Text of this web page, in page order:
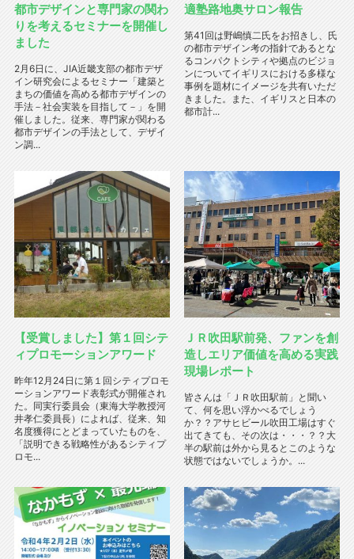
都市デザインと専門家の関わ
りを考えるセミナーを開催し
ました
2月6日に、JIA近畿支部の都市デザ
イン研究会によるセミナー「建築と
まちの価値を高める都市デザインの
手法－社会実装を目指して－」を開
催しました。従来、専門家が関わる
都市デザインの手法として、デザイ
ン調...
適塾路地奥サロン報告
第41回は野嶋慎二氏をお招きし、氏
の都市デザイン考の指針であるとな
るコンパクトシティや拠点のビジョ
ンについてイギリスにおける多様な
事例を題材にイメージを共有いただ
きました。また、イギリスと日本の
都市計...
【受賞しました】第１回シテ
ィプロモーションアワード
昨年12月24日に第１回シティプロモ
ーションアワード表彰式が開催され
た。同実行委員会（東海大学教授河
井孝仁委員長）によれば、従来、知
名度獲得にとどまっていたものを、
「説明できる戦略性があるシティプ
ロモ...
ＪＲ吹田駅前発、ファンを創
造しエリア価値を高める実践
現場レポート
皆さんは「ＪＲ吹田駅前」と聞い
て、何を思い浮かべるでしょう
か？？アサヒビール吹田工場はすぐ
出てきても、その次は・・・？？大
半の駅前は外から見るとこのような
状態ではないでしょうか。...